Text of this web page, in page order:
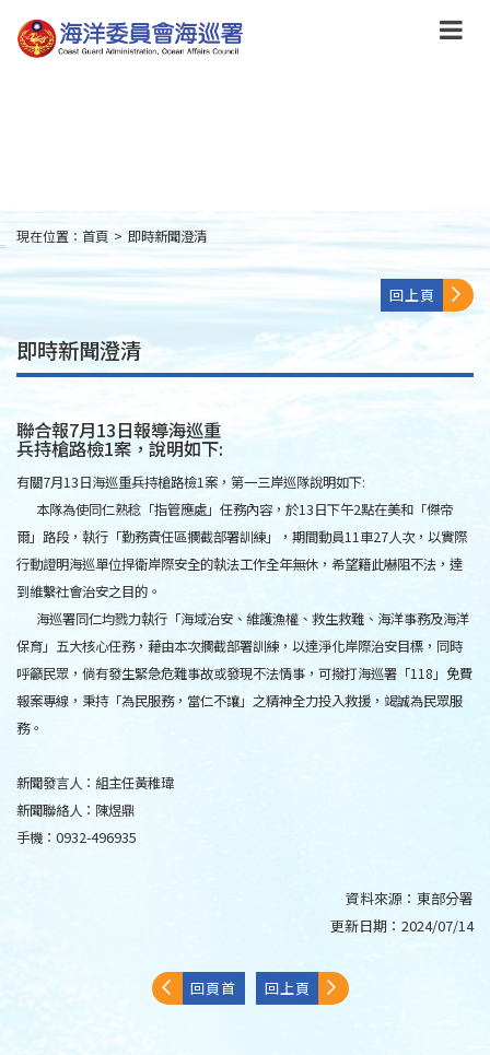
到
主
:::
現在位置： 首頁 > 即時新聞澄清
回上頁
即時新聞澄清
聯合報7月13日報導海巡重
兵持槍路檢1案，說明如下:
有關7月13日海巡重兵持槍路檢1案，第一三岸巡隊說明如下:
本隊為使同仁熟稔「指管應處」任務內容，於13日下午2點在美和「傑帝
爾」路段，執行「勤務責任區攔截部署訓練」，期間動員11車27人次，以實際
行動證明海巡單位捍衛岸際安全的執法工作全年無休，希望籍此嚇阻不法，達
到維繫社會治安之目的。
海巡署同仁均戮力執行「海域治安、維護漁權、救生救難、海洋事務及海洋
保育」五大核心任務，藉由本次攔截部署訓練，以達淨化岸際治安目標，同時
呼籲民眾，倘有發生緊急危難事故或發現不法情事，可撥打海巡署「118」免費
報案專線，秉持「為民服務，當仁不讓」之精神全力投入救援，竭誠為民眾服
務。
新聞發言人：組主任黃稚瑋
新聞聯絡人：陳煜鼎
手機：0932-496935
資料來源： 東部分署
更新日期： 2024/07/14
回頁首 回上頁